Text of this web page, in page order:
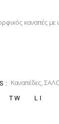
καναπές με
Καναπέδες,
TW LI